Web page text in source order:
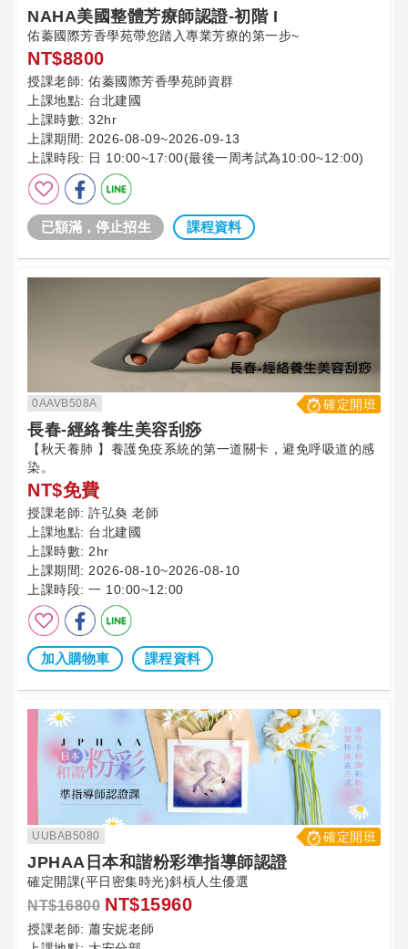
NAHA美國整體芳療師認證-初階 I
佑蓁國際芳香學苑帶您踏入專業芳療的第一步~
NT$8800
授課老師: 佑蓁國際芳香學苑師資群
上課地點: 台北建國
上課時數: 32hr
上課期間: 2026-08-09~2026-09-13
上課時段: 日 10:00~17:00(最後一周考試為10:00~12:00)
已額滿，停止招生 課程資料
0AAVB508A 確定開班
長春-經絡養生美容刮痧
【秋天養肺 】養護免疫系統的第一道關卡，避免呼吸道的感
染。
NT$免費
授課老師: 許弘奐 老師
上課地點: 台北建國
上課時數: 2hr
上課期間: 2026-08-10~2026-08-10
上課時段: 一 10:00~12:00
加入購物車 課程資料
UUBAB5080 確定開班
JPHAA日本和諧粉彩準指導師認證
確定開課(平日密集時光)斜槓人生優選
NT$16800 NT$15960
授課老師: 蕭安妮老師